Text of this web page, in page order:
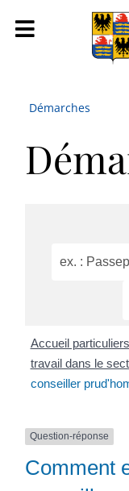
Démarches
Accueil particuliers
travail dans le
conseiller
Question-réponse
Comment